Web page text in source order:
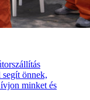
segít önnek,
minket és